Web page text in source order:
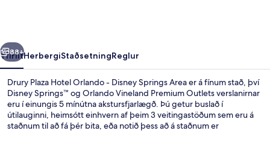
Springs
Area
Næsta
88+
YfirlitHerbergiStaðsetningReglur
Drury Plaza Hotel Orlando - Disney Springs Area er á fínum stað, því
Disney Springs™ og Orlando Vineland Premium Outlets verslanirnar
eru í einungis 5 mínútna akstursfjarlægð. Þú getur buslað í
útilauginni, heimsótt einhvern af þeim 3 veitingastöðum sem eru á
staðnum til að fá þér bita, eða notið þess að á staðnum er